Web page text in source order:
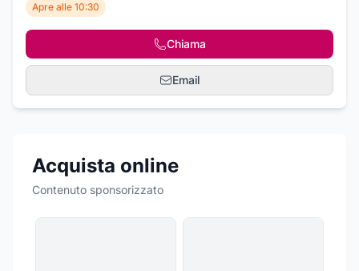
Apre alle 10:30
Chiama
Email
Acquista online
Contenuto sponsorizzato